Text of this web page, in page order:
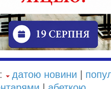
датою новини